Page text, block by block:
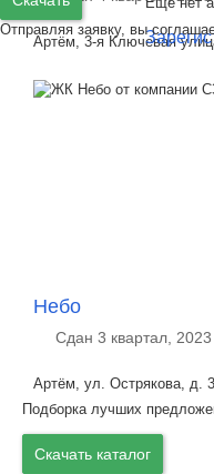
Артём, 3-я Ключевая
Небо
Сдан 3 квартал, 2023
Артём, ул. Острякова, д.
Подборка лучших
Скачать каталог
Отправляя заявку, вы